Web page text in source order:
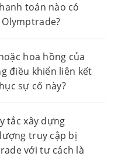
toán nào có
hoa hồng của
điều khiển liên kết
sự cố này?
tắc xây dựng
truy cập bị
với tư cách là